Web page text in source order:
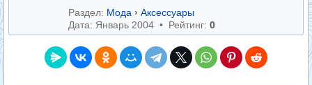
Раздел: Мода › Аксессуары
Дата: Январь 2004 • Рейтинг: 0